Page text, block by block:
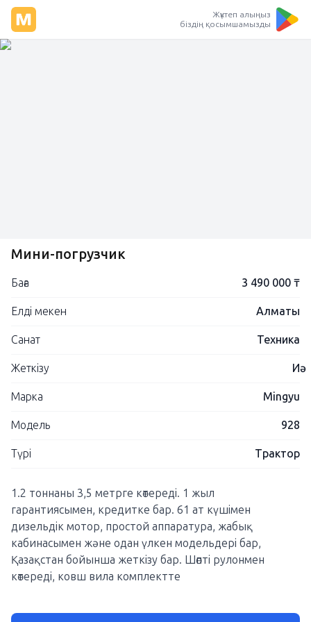
Жүктеп алыңыз
біздің қосымшамызды
Мини-погрузчик
Баға 3 490 000 ₸
Елді мекен Алматы
Санат Техника
Жеткізу Иә
Марка Mingyu
Модель 928
Түрі Трактор
1.2 тоннаны 3,5 метрге көтереді. 1 жыл
гарантиясымен, кредитке бар. 61 ат күшімен
дизельдік мотор, простой аппаратура, жабық
кабинасымен және одан үлкен модельдері бар,
Қазақстан бойынша жеткізу бар. Шөпті рулонмен
көтереді, ковш вила комплектте